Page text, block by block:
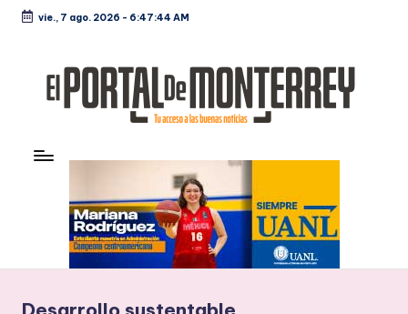
contenido
vie., 7 ago. 2026 - 6:47:45 AM
rt